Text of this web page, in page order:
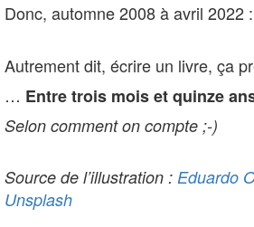
Donc, automne 2008 à avril 2022 :
Autrement dit, écrire un livre, ça
… Entre trois mois et quinze
Selon comment on compte ;-)
Source de l’illustration : Eduardo
Unsplash